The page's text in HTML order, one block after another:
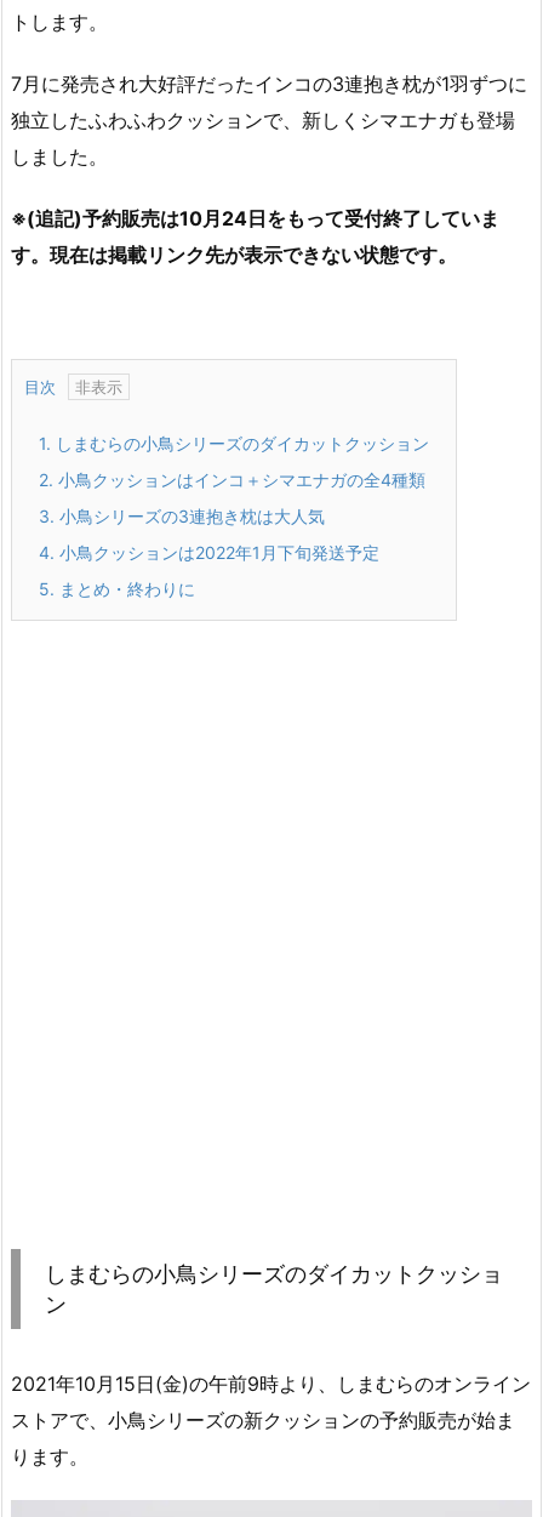
トします。
7月に発売され大好評だったインコの3連抱き枕が1羽ずつに
独立したふわふわクッションで、新しくシマエナガも登場
しました。
※(追記)予約販売は10月24日をもって受付終了していま
す。現在は掲載リンク先が表示できない状態です。
目次
1. しまむらの小鳥シリーズのダイカットクッション
2. 小鳥クッションはインコ＋シマエナガの全4種類
3. 小鳥シリーズの3連抱き枕は大人気
4. 小鳥クッションは2022年1月下旬発送予定
5. まとめ・終わりに
しまむらの小鳥シリーズのダイカットクッショ
ン
2021年10月15日(金)の午前9時より、しまむらのオンライン
ストアで、小鳥シリーズの新クッションの予約販売が始ま
ります。